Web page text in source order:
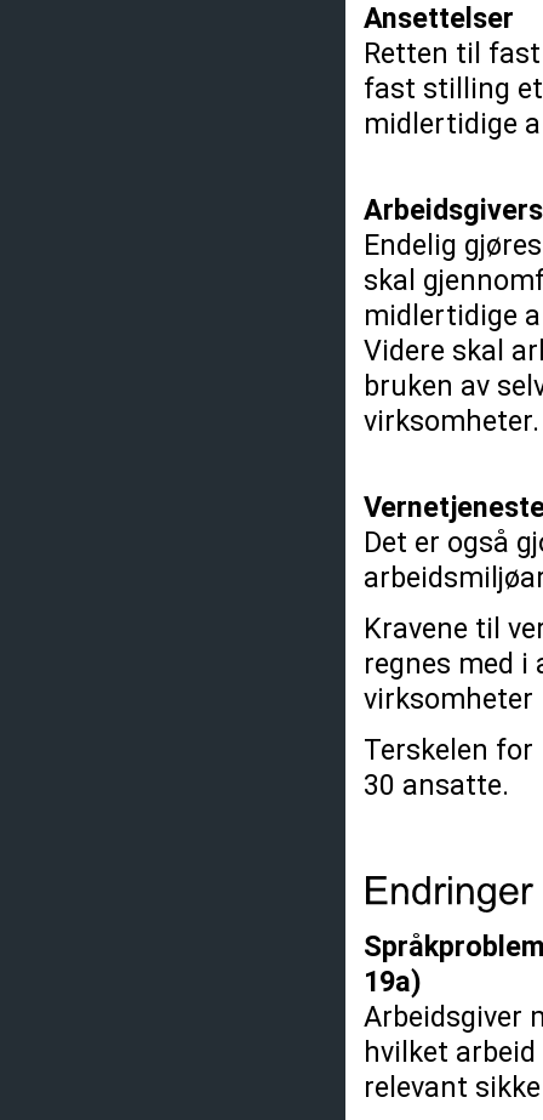
Ansettelser
Retten til
fast stilling
midlertidige
Endelig
skal
midlertidige
Videre skal
bruken av
Det er også
Kravene til
regnes med i
Terskelen
30 ansatte.
19a)
Arbeidsgiver
hvilket
relevant